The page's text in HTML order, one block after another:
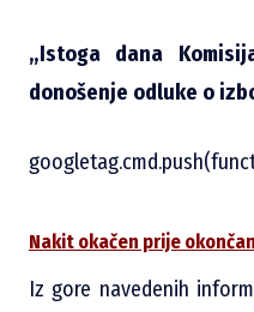
„Istoga dana
donošenje odluke o
Nakit okačen prije
Iz gore navedenih